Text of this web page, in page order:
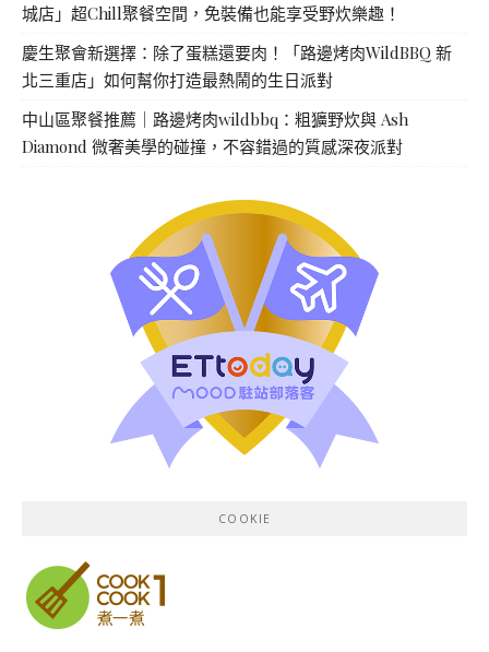
城店」超Chill聚餐空間，免裝備也能享受野炊樂趣！
慶生聚會新選擇：除了蛋糕還要肉！「路邊烤肉WildBBQ 新
北三重店」如何幫你打造最熱鬧的生日派對
中山區聚餐推薦｜路邊烤肉wildbbq：粗獷野炊與 Ash
Diamond 微奢美學的碰撞，不容錯過的質感深夜派對
COOKIE